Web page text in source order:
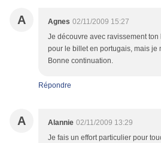
A Agnes 02/11/2009 15:27
Je découvre avec ravissement
pour le billet en portugais, mais je
Bonne continuation.
Répondre
A Alannie 02/11/2009 13:29
Je fais un effort particulier pour